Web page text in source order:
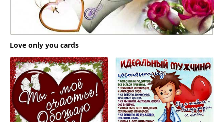
Love only you cards